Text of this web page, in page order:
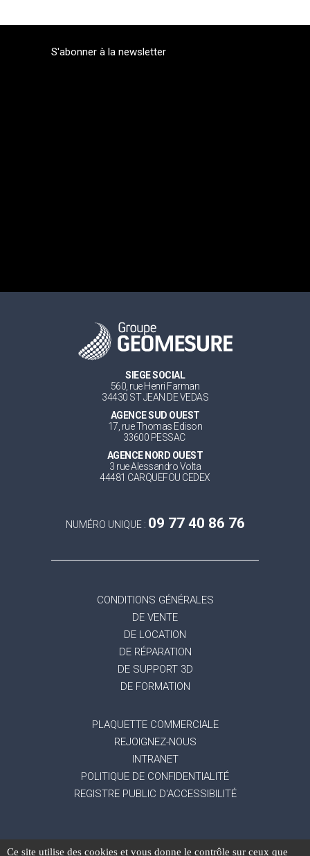
S'abonner à la newsletter
SIEGE SOCIAL
560, rue Henri Farman
34430 ST JEAN DE VEDAS
AGENCE SUD OUEST
17, rue Thomas Edison
33600 PESSAC
AGENCE NORD OUEST
3 rue Alessandro Volta
44481 CARQUEFOU CEDEX
NUMÉRO UNIQUE : 09 77 40 86 76
CONDITIONS GÉNÉRALES
DE VENTE
DE LOCATION
DE RÉPARATION
DE SUPPORT 3D
DE FORMATION
PLAQUETTE COMMERCIALE
REJOIGNEZ-NOUS
INTRANET
POLITIQUE DE CONFIDENTIALITÉ
REGISTRE PUBLIC D'ACCESSIBILITÉ
Ce site utilise des cookies et vous donne le contrôle sur ceux que